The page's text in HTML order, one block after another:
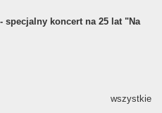
specjalny koncert na 25 lat "Na
wszystkie